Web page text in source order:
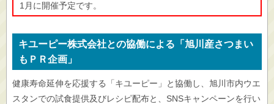
1月に開催予定です。
キユーピー株式会社との協働による「旭川産さつまい
もＰＲ企画」
健康寿命延伸を応援する「キユーピー」と協働し、旭川市内ウエ
スタンでの試食提供及びレシピ配布と、SNSキャンペーンを行い